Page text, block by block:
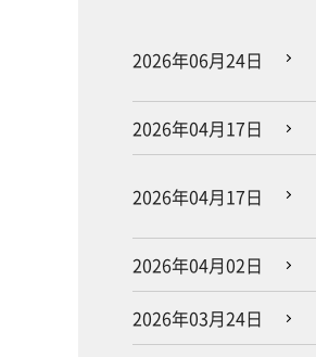
2026年06月24日
2026年04月17日
2026年04月17日
2026年04月02日
2026年03月24日